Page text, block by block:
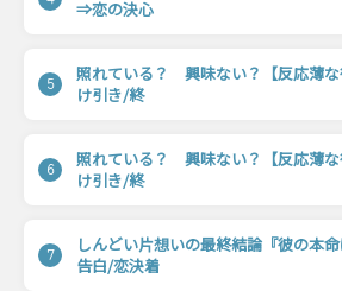
⇒恋の決心
5
照れている？ 興味ない？【反応薄
け引き/終
6
照れている？ 興味ない？【反応薄
け引き/終
7
しんどい片想いの最終結論『彼の本
告白/恋決着